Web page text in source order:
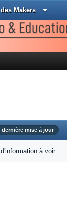
Makers
dernière mise à jour
d'information à voir.